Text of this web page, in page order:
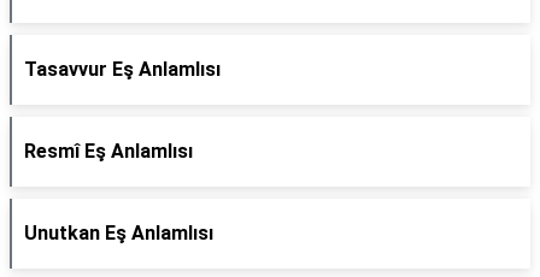
Tasavvur Eş Anlamlısı
Resmî Eş Anlamlısı
Unutkan Eş Anlamlısı